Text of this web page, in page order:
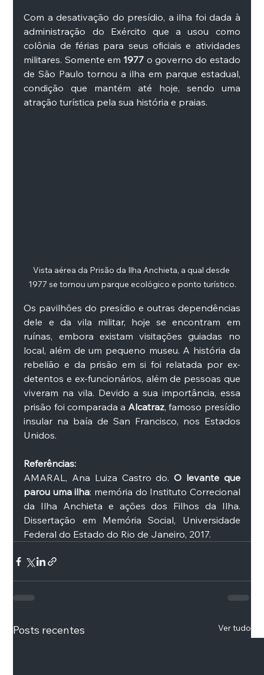
Com a desativação do presídio, a ilha foi dada à
administração do Exército que a usou como
colônia de férias para seus oficiais e atividades
militares. Somente em 1977 o governo do estado
de São Paulo tornou a ilha em parque estadual,
condição que mantém até hoje, sendo uma
atração turística pela sua história e praias.
Vista aérea da Prisão da Ilha Anchieta, a qual desde
1977 se tornou um parque ecológico e ponto turístico.
Os pavilhões do presídio e outras dependências
dele e da vila militar, hoje se encontram em
ruínas, embora existam visitações guiadas no
local, além de um pequeno museu. A história da
rebelião e da prisão em si foi relatada por ex-
detentos e ex-funcionários, além de pessoas que
viveram na vila. Devido a sua importância, essa
prisão foi comparada a Alcatraz, famoso presídio
insular na baía de San Francisco, nos Estados
Unidos.
Referências:
AMARAL, Ana Luiza Castro do. O levante que
parou uma ilha: memória do Instituto Correcional
da Ilha Anchieta e ações dos Filhos da Ilha.
Dissertação em Memória Social, Universidade
Federal do Estado do Rio de Janeiro, 2017.
Posts recentes Ver tudo